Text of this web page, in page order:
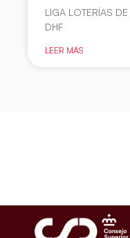
LIGA LOTERÍAS
DHF
LEER MÁS